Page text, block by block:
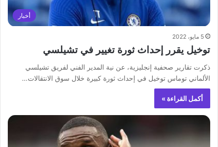
أخبار
5 مايو، 2022
توخيل يقرر إحداث ثورة تغيير في تشيلسي
ذكرت تقارير صحفية إنجليزية، عن نية المدير الفني لفريق تشيلسي
الألماني توماس توخيل في إحداث ثورة كبيرة خلال سوق الانتقالات…
أكمل القراءة »